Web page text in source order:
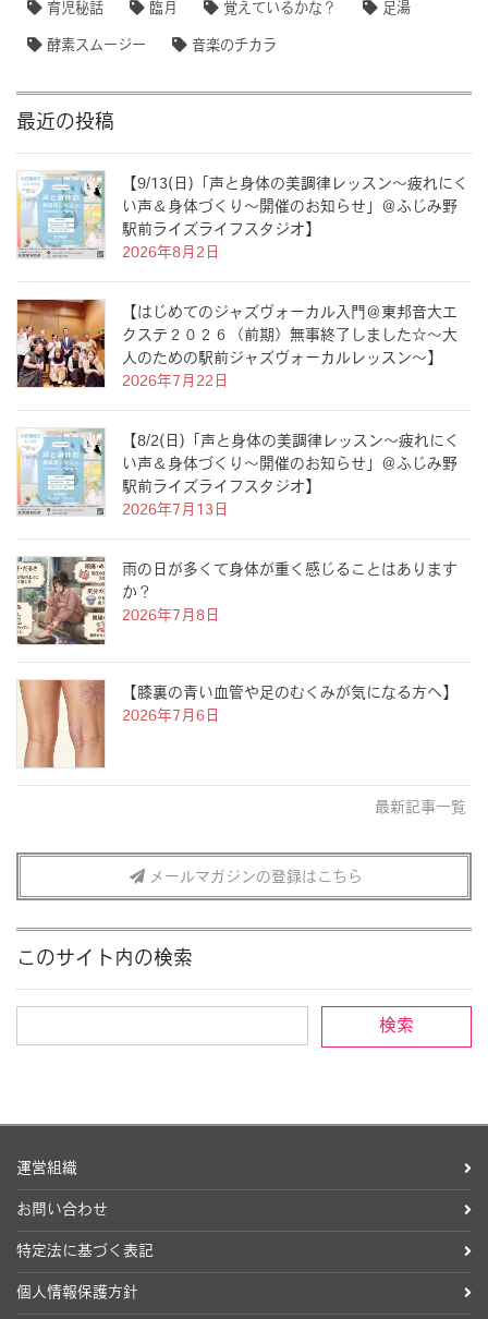
育児秘話 臨月 覚えているかな？ 足湯
酵素スムージー 音楽のチカラ
最近の投稿
【9/13(日)「声と身体の美調律レッスン〜疲れにく
い声＆身体づくり〜開催のお知らせ」＠ふじみ野
駅前ライズライフスタジオ】
2026年8月2日
【はじめてのジャズヴォーカル入門＠東邦音大エ
クステ２０２６（前期）無事終了しました☆〜大
人のための駅前ジャズヴォーカルレッスン〜】
2026年7月22日
【8/2(日)「声と身体の美調律レッスン〜疲れにく
い声＆身体づくり〜開催のお知らせ」＠ふじみ野
駅前ライズライフスタジオ】
2026年7月13日
雨の日が多くて身体が重く感じることはあります
か？
2026年7月8日
【膝裏の青い血管や足のむくみが気になる方へ】
2026年7月6日
最新記事一覧
メールマガジンの登録はこちら
このサイト内の検索
運営組織
お問い合わせ
特定法に基づく表記
個人情報保護方針